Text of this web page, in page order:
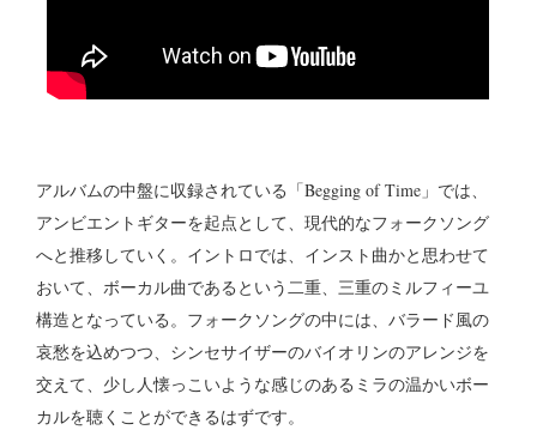
アルバムの中盤に収録されている「Begging of Time」では、
アンビエントギターを起点として、現代的なフォークソング
へと推移していく。イントロでは、インスト曲かと思わせて
おいて、ボーカル曲であるという二重、三重のミルフィーユ
構造となっている。フォークソングの中には、バラード風の
哀愁を込めつつ、シンセサイザーのバイオリンのアレンジを
交えて、少し人懐っこいような感じのあるミラの温かいボー
カルを聴くことができるはずです。